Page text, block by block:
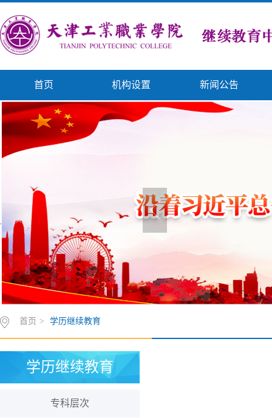
首页 机构设置 新闻公告
首页 > 学历继续教育
学历继续教育
专科层次